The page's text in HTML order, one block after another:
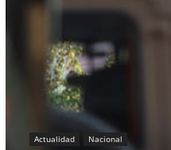
Actualidad Nacional